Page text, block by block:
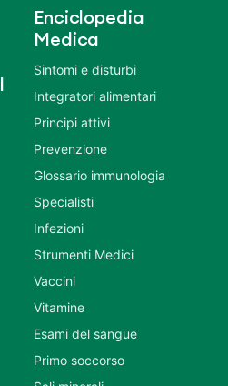
Enciclopedia
Medica
Sintomi e disturbi
Integratori alimentari
Principi attivi
Prevenzione
Glossario immunologia
Specialisti
Infezioni
Strumenti Medici
Vaccini
Vitamine
Esami del sangue
Primo soccorso